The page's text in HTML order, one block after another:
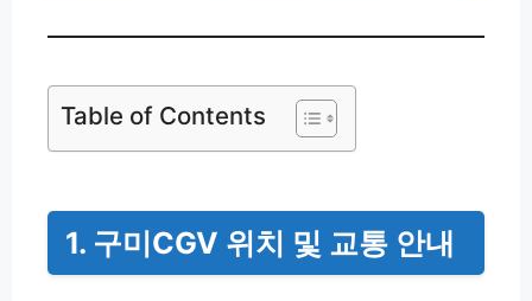
Table of Contents
1. 구미CGV 위치 및 교통 안내